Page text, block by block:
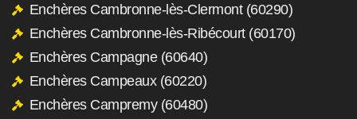
Enchères Cambronne-lès-Clermont (60290)
Enchères Cambronne-lès-Ribécourt (60170)
Enchères Campagne (60640)
Enchères Campeaux (60220)
Enchères Campremy (60480)